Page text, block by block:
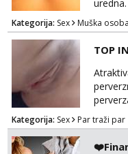
Email:
Kategorija: Sex Muška
TOP
Whats
Kategorija: Sex Par traži par